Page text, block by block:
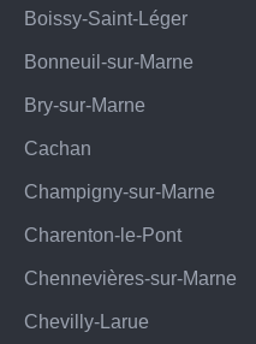
Boissy-Saint-Léger
Bonneuil-sur-Marne
Bry-sur-Marne
Cachan
Champigny-sur-Marne
Charenton-le-Pont
Chennevières-sur-Marne
Chevilly-Larue